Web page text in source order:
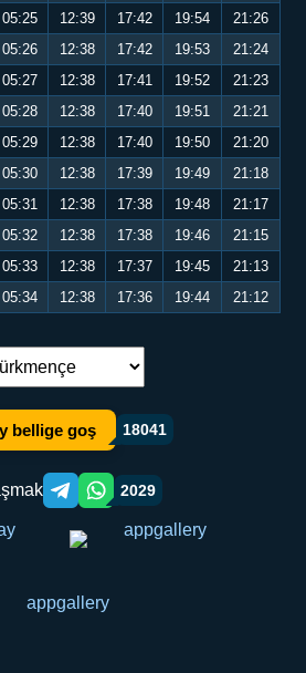
05:25 12:39 17:42 19:54
21:26
05:26 12:38 17:42 19:53
21:24
05:27 12:38 17:41 19:52
21:23
05:28 12:38 17:40 19:51
21:21
05:29 12:38 17:40 19:50
21:20
05:30 12:38 17:39 19:49
21:18
05:31 12:38 17:38 19:48
21:17
05:32 12:38 17:38 19:46
21:15
05:33 12:38 17:37 19:45
21:13
05:34 12:38 17:36 19:44 21:12
çalşyryş:
bellige goş 18041
Telegram orqali ulashish
WhatsApp orqali ulashish
2029